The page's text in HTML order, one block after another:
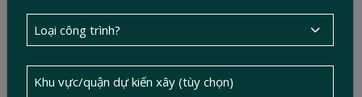
hưởng đến kế hoạch khai thác tòa nhà.
7. Giải pháp từ Đức Tín Construction